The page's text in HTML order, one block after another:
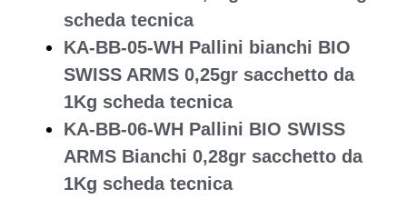
scheda tecnica
KA-BB-05-WH Pallini bianchi BIO
SWISS ARMS 0,25gr sacchetto da
1Kg scheda tecnica
KA-BB-06-WH Pallini BIO SWISS
ARMS Bianchi 0,28gr sacchetto da
1Kg scheda tecnica